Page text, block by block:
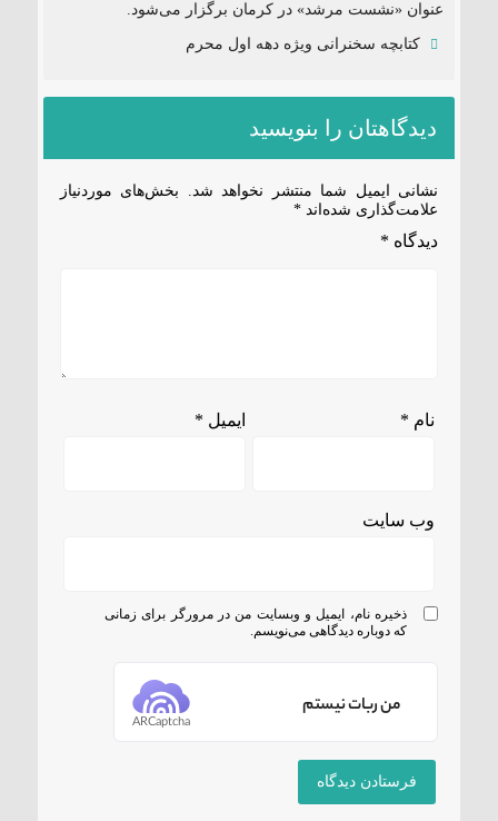
عنوان «نشست مرشد» در کرمان برگزار می‌شود.
کتابچه سخنرانی ویژه دهه اول محرم
دیدگاهتان را بنویسید
نشانی ایمیل شما منتشر نخواهد شد.
بخش‌های موردنیاز
علامت‌گذاری شده‌اند *
دیدگاه *
نام * ایمیل *
وب‌ سایت
ذخیره نام، ایمیل و وبسایت من در مرورگر برای زمانی
که دوباره دیدگاهی می‌نویسم.
من ربات نیستم
ARCaptcha